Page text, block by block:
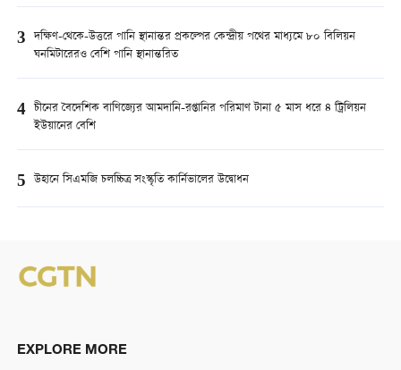
3 দক্ষিণ-থেকে-উত্তরে পানি স্থানান্তর প্রকল্পের কেন্দ্রীয় পথের মাধ্যমে ৮০ বিলিয়ন
ঘনমিটারেরও বেশি পানি স্থানান্তরিত
4 চীনের বৈদেশিক বাণিজ্যের আমদানি-রপ্তানির পরিমাণ টানা ৫ মাস ধরে ৪ ট্রিলিয়ন
ইউয়ানের বেশি
5 উহানে সিএমজি চলচ্চিত্র সংস্কৃতি কার্নিভালের উদ্বোধন
EXPLORE MORE